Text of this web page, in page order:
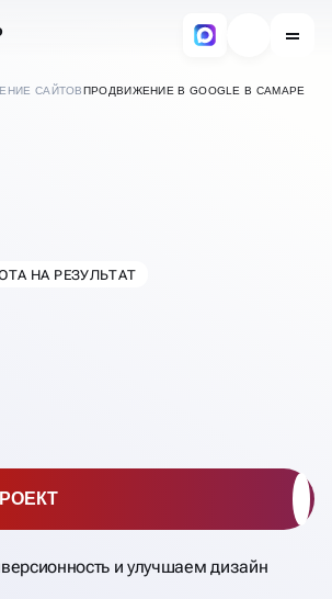
САЙТОВПРОДВИЖЕНИЕ В GOOGLE В САМАРЕ
НА РЕЗУЛЬТАТ
и улучшаем дизайн